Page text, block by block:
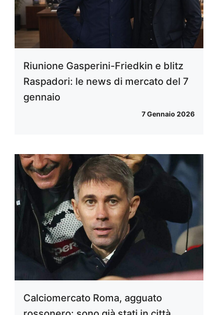
Riunione Gasperini-Friedkin e blitz
Raspadori: le news di mercato del 7
gennaio
7 Gennaio 2026
Calciomercato Roma, agguato